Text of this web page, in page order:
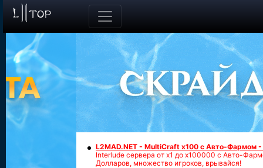
L2MAD.NET - MultiCraft x100 с Авто-Фармом
Interlude сервера от х1 до х100000 с Авто-
Долларов, множество игроков, врывайся!